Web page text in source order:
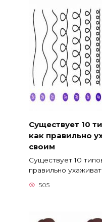
Существует 10
как правильно
своим
Существует 10
правильно
505